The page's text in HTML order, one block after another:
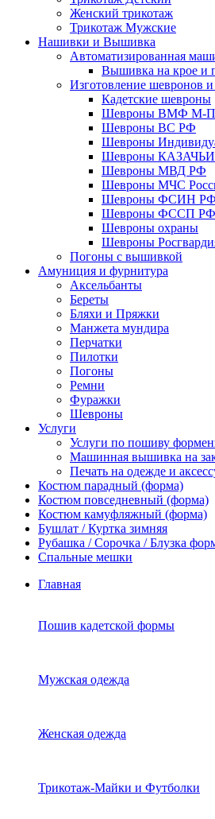
Женский трикотаж
Трикотаж Мужские
Нашивки и Вышивка
Автоматизированная
Вышивка на крое и
Изготовление шевронов
Кадетские шевроны
Шевроны ВМФ М-
Шевроны ВС РФ
Шевроны
Шевроны КАЗАЧЬИ
Шевроны МВД РФ
Шевроны МЧС
Шевроны ФСИН РФ
Шевроны ФССП РФ
Шевроны охраны
Шевроны
Погоны с вышивкой
Амуниция и фурнитура
Аксельбанты
Береты
Бляхи и Пряжки
Манжета мундира
Перчатки
Пилотки
Погоны
Ремни
Фуражки
Шевроны
Услуги
Услуги по пошиву
Машинная вышивка на
Печать на одежде и
Костюм парадный (форма)
Костюм повседневный (форма)
Костюм камуфляжный (форма)
Бушлат / Куртка зимняя
Рубашка / Сорочка / Блузка
Спальные мешки
Главная
Пошив кадетской формы
Мужская одежда
Женская одежда
Трикотаж-Майки и Футболки